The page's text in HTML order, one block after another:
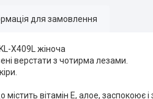
для замовлення
X409L жіноча
верстати з чотирма лезами.
вітамін Е, алое, заспокоює